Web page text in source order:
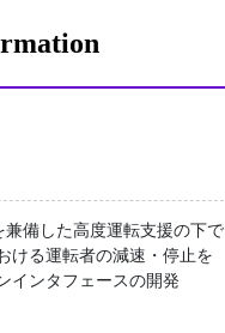
兼備した高度運転支援の下で
ける運転者の減速・停止を
インタフェースの開発